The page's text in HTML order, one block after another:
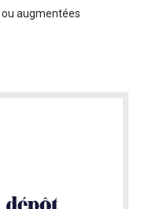
augmentées